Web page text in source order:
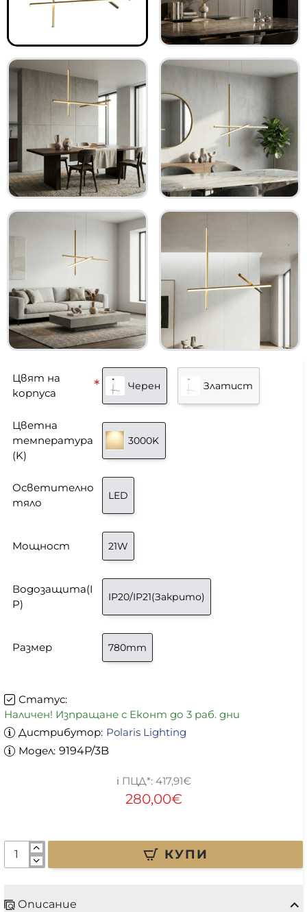
Статус:
Наличен! Изпращане с Еконт до 3 раб. дни
Дистрибутор: Polaris Lighting
Модел: 9194P/3B
280,00€
417,91€
Цвят на
корпуса
Черен Златист
Цветна
температура
(K)
3000K
Осветително
тяло
LED
Мощност 21W
Водозащита(I
P)
IP20/IP21(Закрито)
Размер 780mm
КУПИ
Описание